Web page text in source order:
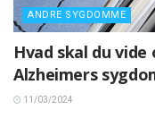
ANDRE SYGDOMME
Hvad skal du
Alzheimers
11/03/2024